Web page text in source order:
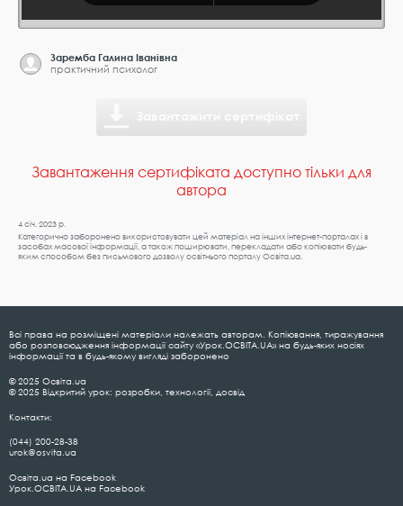
Заремба Галина Іванівна
практичний психолог
Завантаження сертифіката доступно тільки для
автора
4 січ. 2023 р.
Категорично заборонено використовувати цей матеріал на інших інтернет-порталах і в
засобах масової інформації, а також поширювати, перекладати або копіювати будь-
яким способом без письмового дозволу освітнього порталу Освіта.ua.
Всі права на розміщені матеріали належать авторам. Копіювання, тиражування
або розповсюдження інформації сайту «Урок.ОСВІТА.UA» на будь-яких носіях
інформації та в будь-якому вигляді заборонено
© 2025 Освіта.ua
© 2025 Відкритий урок: розробки, технології, досвід
Контакти:
(044) 200-28-38
urok@osvita.ua
Освіта.ua на Facebook
Урок.ОСВІТА.UA на Facebook